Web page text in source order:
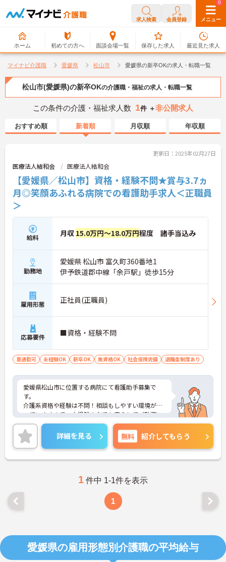
求人検索 会員登録 メニュー
ホーム 初めての方へ 面談会場一覧
0
保存した求人
0
最近見た求人
マイナビ介護職 愛媛県 松山市 愛媛県の新卒OKの求人・転職一覧
松山市(愛媛県)の新卒OKの介護職・福祉の求人・転職一覧
この条件の介護・福祉求人数 1件 ＋非公開求人
おすすめ順 新着順 月収順 年収順
更新日：2025年02月27日
医療法人結和会 医療法人結和会
【愛媛県／松山市】資格・経験不問★賞与3.7ヵ
月◎笑顔あふれる病院での看護助手求人＜正職員
＞
給料 月収 15.0万円～18.0万円程度 諸手当込み
勤務地
愛媛県 松山市 富久町360番地1
伊予鉄道郡中線「余戸駅」徒歩15分
雇用形態 正社員(正職員)
応募要件 ■資格・経験不問
車通勤可 未経験OK 新卒OK 無資格OK 社会保険完備 退職金制度あり
愛媛県松山市に位置する病院にて看護助手募集で
す。
介護系資格や経験は不問！相談もしやすい環境が整
っていますので、未経験の方でも安心してご勤務い
ただけます。
ご興味ある方には、面接対策ポイントなど、さらに
詳細をお話しいたしますのでお気軽にご相談くださ
い！
詳細を見る 無料 紹介してもらう
1 件中 1-1件を表示
1
愛媛県の雇用形態別介護職の平均給与